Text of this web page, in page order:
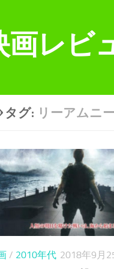
レビ
タグ: リーアムニ
/ 2010年代 2018年9月